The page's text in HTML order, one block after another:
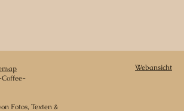
Fotos, Texten &
Webansicht